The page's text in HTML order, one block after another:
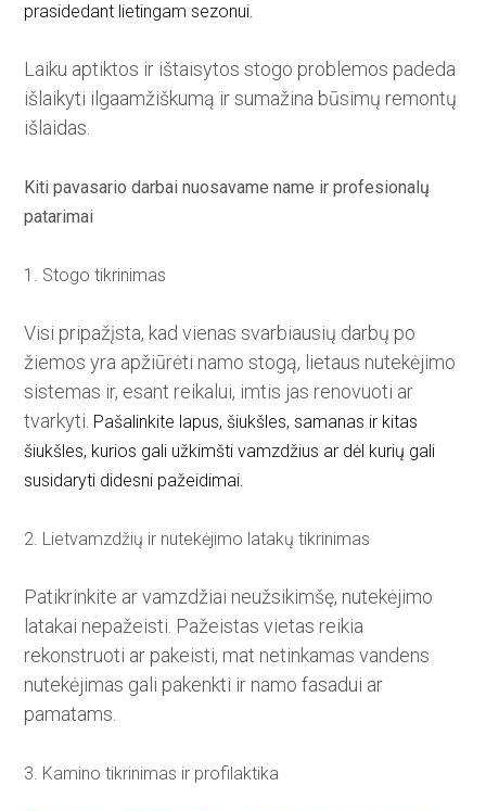
prasidedant lietingam sezonui.
Laiku aptiktos ir ištaisytos stogo problemos padeda
išlaikyti ilgaamžiškumą ir sumažina būsimų remontų
išlaidas.
Kiti pavasario darbai nuosavame name ir profesionalų
patarimai
1. Stogo tikrinimas
Visi pripažįsta, kad vienas svarbiausių darbų po
žiemos yra apžiūrėti namo stogą, lietaus nutekėjimo
sistemas ir, esant reikalui, imtis jas renovuoti ar
tvarkyti. Pašalinkite lapus, šiukšles, samanas ir kitas
šiukšles, kurios gali užkimšti vamzdžius ar dėl kurių gali
susidaryti didesni pažeidimai.
2. Lietvamzdžių ir nutekėjimo latakų tikrinimas
Patikrinkite ar vamzdžiai neužsikimšę, nutekėjimo
latakai nepažeisti. Pažeistas vietas reikia
rekonstruoti ar pakeisti, mat netinkamas vandens
nutekėjimas gali pakenkti ir namo fasadui ar
pamatams.
3. Kamino tikrinimas ir profilaktika